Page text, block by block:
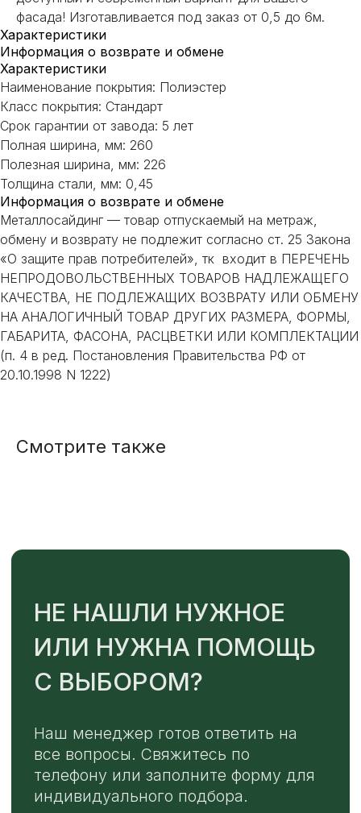
фасада! Изготавливается под заказ от 0,5 до 6м.
Характеристики
Информация о возврате и обмене
Характеристики
Наименование покрытия: Полиэстер
Класс покрытия: Стандарт
Срок гарантии от завода: 5 лет
Полная ширина, мм: 260
Полезная ширина, мм: 226
Толщина стали, мм: 0,45
Информация о возврате и обмене
Металлосайдинг — товар отпускаемый на метраж,
обмену и возврату не подлежит согласно ст. 25 Закона
«О защите прав потребителей», тк входит в ПЕРЕЧЕНЬ
НЕПРОДОВОЛЬСТВЕННЫХ ТОВАРОВ НАДЛЕЖАЩЕГО
КАЧЕСТВА, НЕ ПОДЛЕЖАЩИХ ВОЗВРАТУ ИЛИ ОБМЕНУ
НА АНАЛОГИЧНЫЙ ТОВАР ДРУГИХ РАЗМЕРА, ФОРМЫ,
ГАБАРИТА, ФАСОНА, РАСЦВЕТКИ ИЛИ КОМПЛЕКТАЦИИ
(п. 4 в ред. Постановления Правительства РФ от
20.10.1998 N 1222)
Смотрите также
НЕ НАШЛИ НУЖНОЕ
ИЛИ НУЖНА ПОМОЩЬ
С ВЫБОРОМ?
Или напишите нам напрямую
Наш менеджер готов ответить на
все вопросы. Свяжитесь по
телефону или заполните форму для
индивидуального подбора.
+7